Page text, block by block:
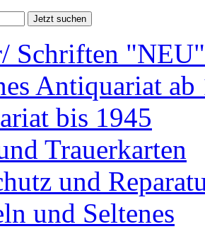
Jetzt suchen
Schriften "NEU"
Antiquariat ab
bis 1945
Trauerkarten
und
und Seltenes